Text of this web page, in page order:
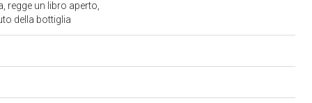
regge un libro aperto,
della bottiglia